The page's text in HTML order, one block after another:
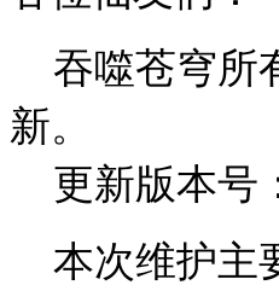
吞噬苍穹所
新。
更新版本号
本次维护主